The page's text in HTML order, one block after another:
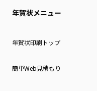
年賀状メニュー
年賀状印刷トップ
簡単Web見積もり